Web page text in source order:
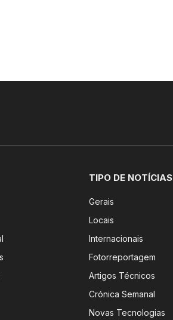
TIPO DE NOTÍCIAS
Gerais
Locais
Internacionais
Fotorreportagem
Artigos Técnicos
Crónica Semanal
Novas Tecnologias